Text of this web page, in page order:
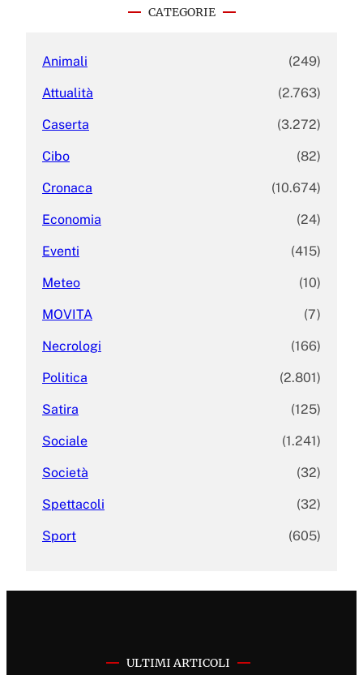
CATEGORIE
Animali (249)
Attualità (2.763)
Caserta (3.272)
Cibo (82)
Cronaca (10.674)
Economia (24)
Eventi (415)
Meteo (10)
MOVITA (7)
Necrologi (166)
Politica (2.801)
Satira (125)
Sociale (1.241)
Società (32)
Spettacoli (32)
Sport (605)
ULTIMI ARTICOLI